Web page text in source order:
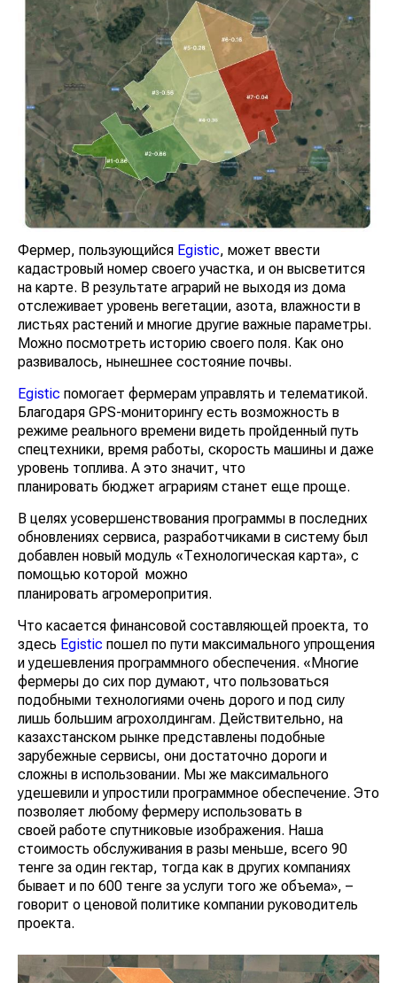
Фермер, пользующийся Egistic, может ввести
кадастровый номер своего участка, и он высветится
на карте. В результате аграрий не выходя из дома
отслеживает уровень вегетации, азота, влажности в
листьях растений и многие другие важные параметры.
Можно посмотреть историю своего поля. Как оно
развивалось, нынешнее состояние почвы.
Egistiс помогает фермерам управлять и телематикой.
Благодаря GPS-мониторингу есть возможность в
режиме реального времени видеть пройденный путь
спецтехники, время работы, скорость машины и даже
уровень топлива. А это значит, что
планировать бюджет аграриям станет еще проще.
В целях усовершенствования программы в последних
обновлениях сервиса, разработчиками в систему был
добавлен новый модуль «Технологическая карта», с
помощью которой можно
планировать агромеропрития.
Что касается финансовой составляющей проекта, то
здесь Egistic пошел по пути максимального упрощения
и удешевления программного обеспечения. «Многие
фермеры до сих пор думают, что пользоваться
подобными технологиями очень дорого и под силу
лишь большим агрохолдингам. Действительно, на
казахстанском рынке представлены подобные
зарубежные сервисы, они достаточно дороги и
сложны в использовании. Мы же максимального
удешевили и упростили программное обеспечение. Это
позволяет любому фермеру использовать в
своей работе спутниковые изображения. Наша
стоимость обслуживания в разы меньше, всего 90
тенге за один гектар, тогда как в других компаниях
бывает и по 600 тенге за услуги того же объема», –
говорит о ценовой политике компании руководитель
проекта.